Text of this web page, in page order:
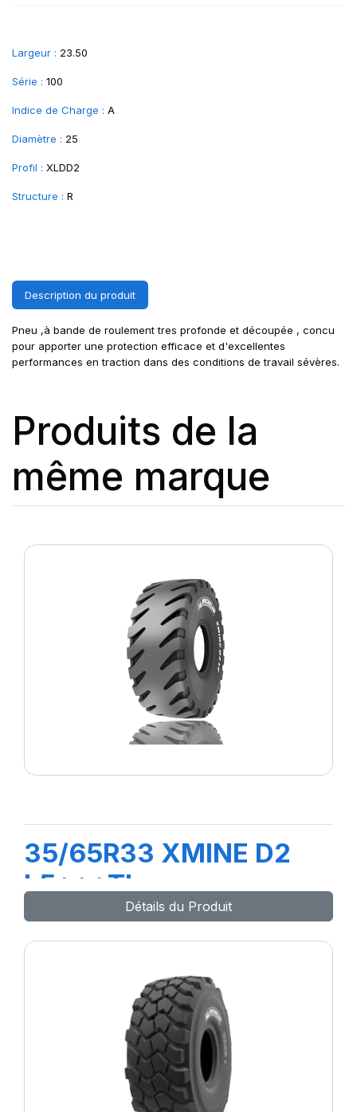
Largeur : 23.50
Série : 100
Indice de Charge : A
Diamètre : 25
Profil : XLDD2
Structure : R
Description du produit
Pneu ,à bande de roulement tres profonde et découpée , concu
pour apporter une protection efficace et d'excellentes
performances en traction dans des conditions de travail sévères.
Produits de la
même marque
35/65R33 XMINE D2
L5***TL
Détails du Produit